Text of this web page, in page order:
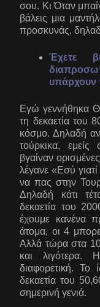
σου. Κι Όταν
βάλεις μια
προσκυνάς,
Έχετε
υπάρχουν
Εγώ γεννήθηκα
τη δεκαετία του
κόσμο. Δηλαδή
τούρκικα, εμείς
βγαίναν
λέγανε «Εσύ
να πας στην
Δηλαδή κάτι
δεκαετία του
έχουμε κανένα
άτομα, οι 4
Αλλά τώρα στα
και λιγότερα.
διαφορετική. Το
δεκαετία του
σημερινή γενιά.